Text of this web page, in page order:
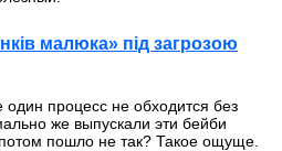
малюка» під загрозою
процесс не обходится без
же выпускали эти бейби
пошло не так? Такое ощуще.